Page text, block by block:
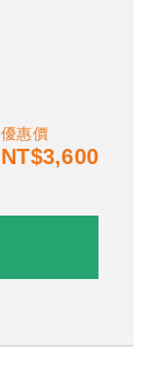
優惠價
NT$3,600